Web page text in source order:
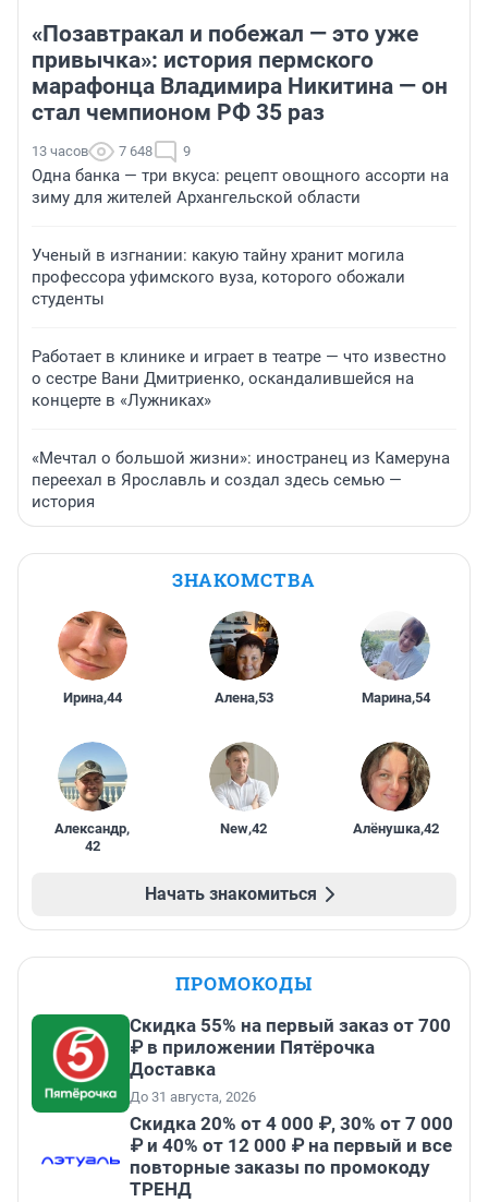
«Позавтракал и побежал — это уже
привычка»: история пермского
марафонца Владимира Никитина — он
стал чемпионом РФ 35 раз
13 часов 7 648 9
Одна банка — три вкуса: рецепт овощного ассорти на
зиму для жителей Архангельской области
Ученый в изгнании: какую тайну хранит могила
профессора уфимского вуза, которого обожали
студенты
Работает в клинике и играет в театре — что известно
о сестре Вани Дмитриенко, оскандалившейся на
концерте в «Лужниках»
«Мечтал о большой жизни»: иностранец из Камеруна
переехал в Ярославль и создал здесь семью —
история
ЗНАКОМСТВА
Ирина,44 Алена,53 Марина,54
Александр,
42
New,42 Алёнушка,42
Начать знакомиться
ПРОМОКОДЫ
Скидка 55% на первый заказ от 700
₽ в приложении Пятёрочка
Доставка
До 31 августа, 2026
Скидка 20% от 4 000 ₽, 30% от 7 000
₽ и 40% от 12 000 ₽ на первый и все
повторные заказы по промокоду
ТРЕНД